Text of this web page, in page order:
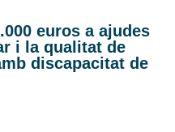
euros a ajudes
i la qualitat de
discapacitat de